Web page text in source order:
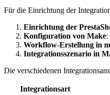
Für die Einrichtung der
Einrichtung der
Konfiguration von Make:
Workflow-Erstellung in
Integrationsszenario in
Die verschiedenen
Integrationsart